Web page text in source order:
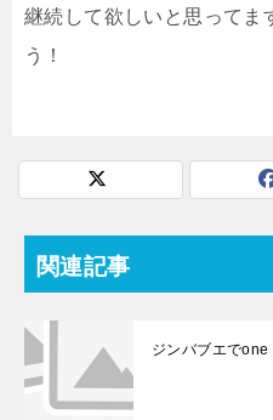
継続して欲しいと思ってま
う！
関連記事
ジンバブエで